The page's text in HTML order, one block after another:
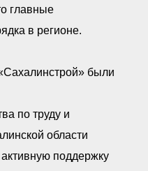
главные
в регионе.
были
по труду и
области
поддержку